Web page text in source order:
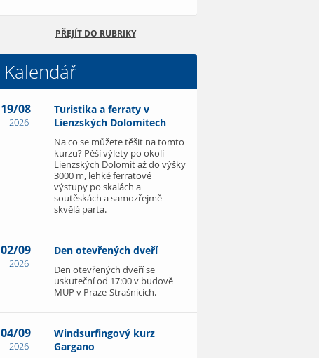
PŘEJÍT DO RUBRIKY
Kalendář
19/08
2026
Turistika a ferraty v
Lienzských Dolomitech
Na co se můžete těšit na tomto
kurzu? Pěší výlety po okolí
Lienzských Dolomit až do výšky
3000 m, lehké ferratové
výstupy po skalách a
soutěskách a samozřejmě
skvělá parta.
02/09
2026
Den otevřených dveří
Den otevřených dveří se
uskuteční od 17:00 v budově
MUP v Praze-Strašnicích.
04/09
2026
Windsurfingový kurz
Gargano